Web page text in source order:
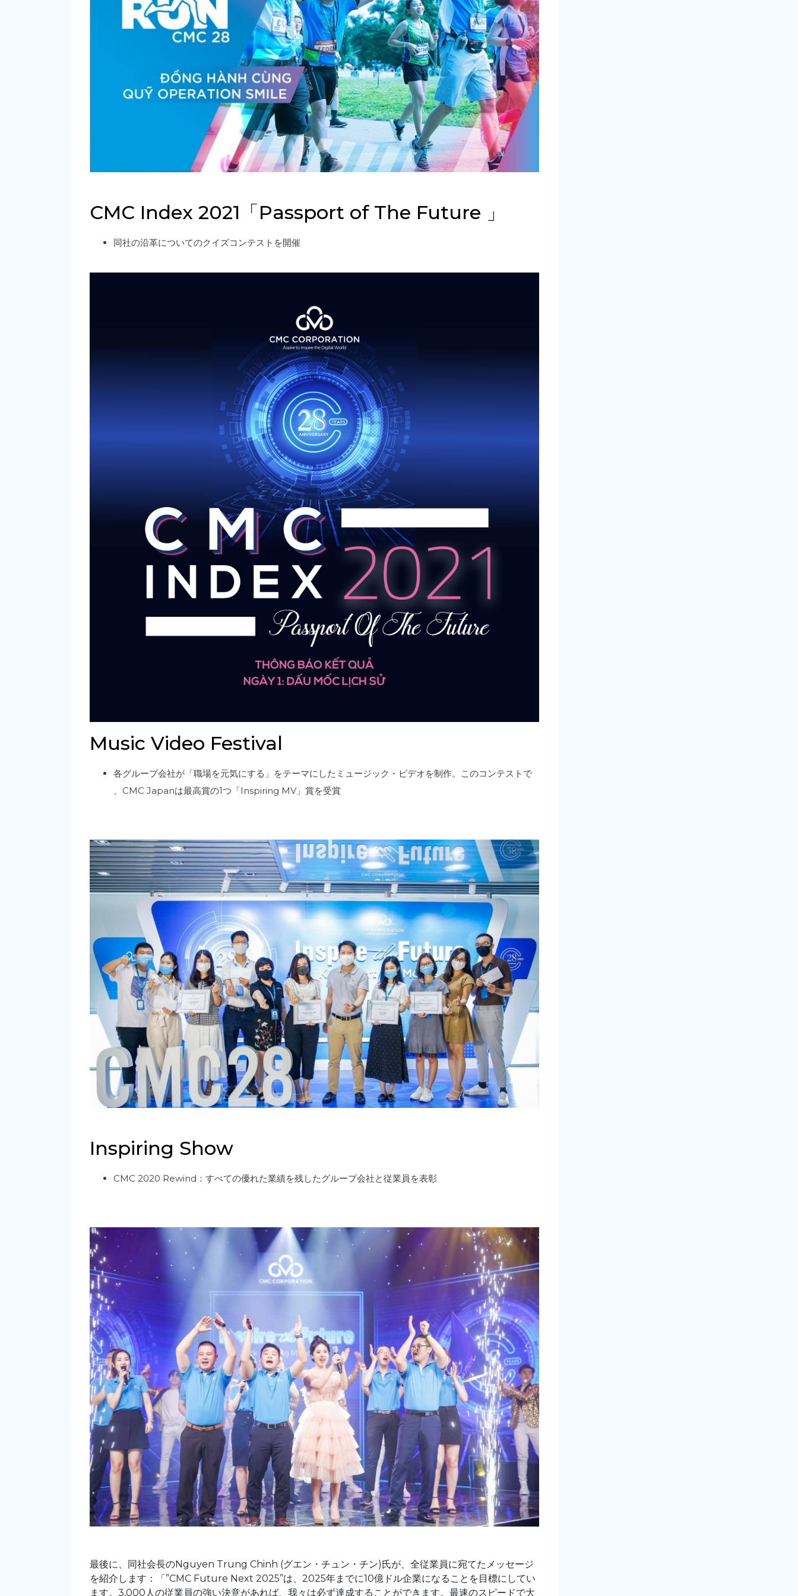
CMC Index 2021「Passport of The Future 」
同社の沿革についてのクイズコンテストを開催
Music Video Festival
各グループ会社が「職場を元気にする」をテーマにしたミュージック・ビデオを制作。このコンテストで
、CMC Japanは最高賞の1つ「Inspiring MV」賞を受賞
Inspiring Show
CMC 2020 Rewind ：すべての優れた業績を残したグループ会社と従業員を表彰
最後に、同社会長のNguyen Trung Chinh (グエン・チュン・チン)氏が、全従業員に宛てたメッセージ
を紹介します：「”CMC Future Next 2025”は、2025年までに10億ドル企業になることを目標にしてい
ます。3,000人の従業員の強い決意があれば、我々は必ず達成することができます。最速のスピードで大